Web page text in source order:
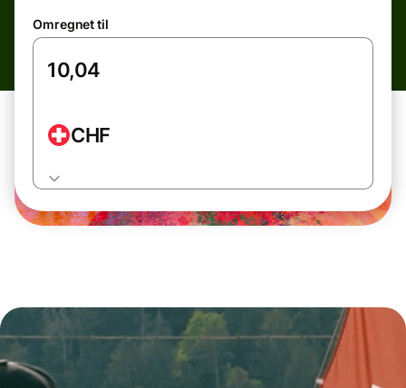
Omregnet til
CHF